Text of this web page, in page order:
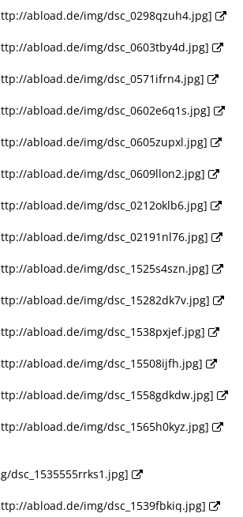
abload.de/img/dsc_0298qzuh4.jpg]
abload.de/img/dsc_0603tby4d.jpg]
abload.de/img/dsc_0571ifrn4.jpg]
abload.de/img/dsc_0602e6q1s.jpg]
abload.de/img/dsc_0605zupxl.jpg]
abload.de/img/dsc_0609llon2.jpg]
abload.de/img/dsc_0212oklb6.jpg]
abload.de/img/dsc_02191nl76.jpg]
abload.de/img/dsc_1525s4szn.jpg]
abload.de/img/dsc_15282dk7v.jpg]
abload.de/img/dsc_1538pxjef.jpg]
abload.de/img/dsc_15508ijfh.jpg]
abload.de/img/dsc_1558gdkdw.jpg]
abload.de/img/dsc_1565h0kyz.jpg]
dsc_1535555rrks1.jpg]
abload.de/img/dsc_1539fbkiq.jpg]